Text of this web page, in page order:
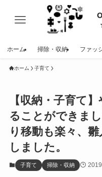
ホーム 掃除・収納 ファッ
ホーム 子育て
【収納・子育て
ることができま
り移動も楽々、
しました。
子育て 掃除・収納